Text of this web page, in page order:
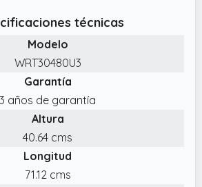
mayor sensación en el swing,
L3 (circunferencia:
de la raqueta para un
Volcanic Frame para ofrecer
técnicas
Modelo
WRT30480U3
Garantía
3 años de garantía
Altura
40.64 cms
Longitud
71.12 cms